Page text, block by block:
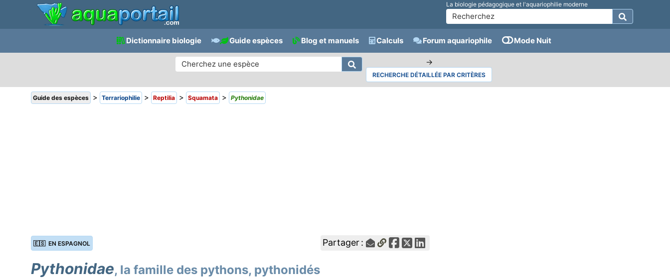
La biologie pédagogique et l'aquariophilie moderne
Dictionnaire biologie Guide espèces Blog et manuels Calculs Forum aquariophile Mode Nuit
→
RECHERCHE DÉTAILLÉE PAR CRITÈRES
Guide des espèces > Terrariophilie > Reptilia > Squamata > Pythonidae
🇪🇸 EN ESPAGNOL Partager :
Pythonidae, la famille des pythons, pythonidés